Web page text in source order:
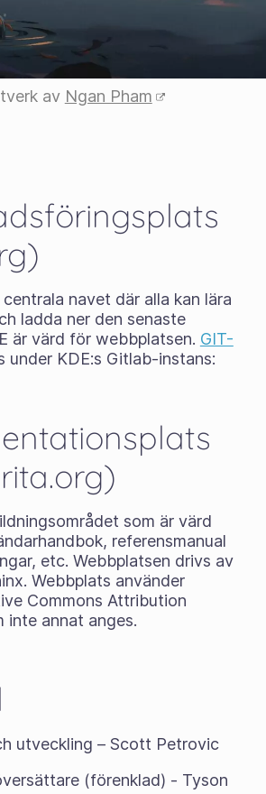
av Ngan Pham
navet där alla kan lära
ladda ner den senaste
är värd för webbplatsen. GIT-
under KDE:s Gitlab-instans:
som är värd
referensmanual
etc. Webbplatsen drivs av
Webbplats använder
Commons Attribution
inte annat anges.
utveckling – Scott Petrovic
(förenklad) - Tyson